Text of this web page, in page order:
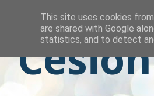
This site uses cookies
are shared with Google
statistics, and to detect